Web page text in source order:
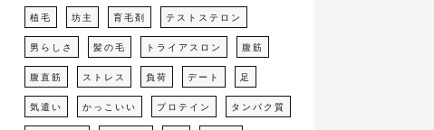
植毛 坊主 育毛剤 テストステロン
男らしさ 髪の毛 トライアスロン 腹筋
腹直筋 ストレス 負荷 デート 足
気遣い かっこいい プロテイン タンパク質